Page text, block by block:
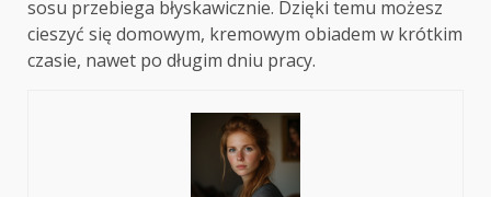
sosu przebiega błyskawicznie. Dzięki temu możesz
cieszyć się domowym, kremowym obiadem w krótkim
czasie, nawet po długim dniu pracy.